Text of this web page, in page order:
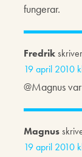
fungerar.
Fredrik
19 april 2010
@Magnus
Magnus
19 april 2010